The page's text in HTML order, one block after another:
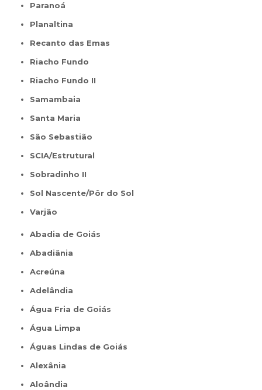
Paranoá
Planaltina
Recanto das Emas
Riacho Fundo
Riacho Fundo II
Samambaia
Santa Maria
São Sebastião
SCIA/Estrutural
Sobradinho II
Sol Nascente/Pôr do Sol
Varjão
Abadia de Goiás
Abadiânia
Acreúna
Adelândia
Água Fria de Goiás
Água Limpa
Águas Lindas de Goiás
Alexânia
Aloândia